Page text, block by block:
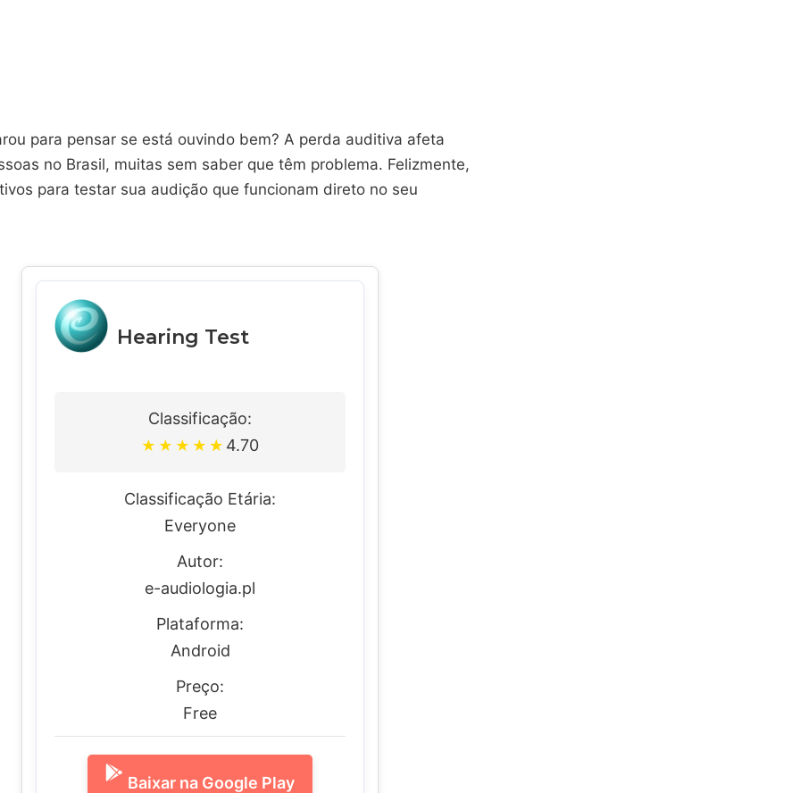
para pensar se está ouvindo bem? A perda auditiva afeta
no Brasil, muitas sem saber que têm problema. Felizmente,
para testar sua audição que funcionam direto no seu
Hearing Test
Classificação:
★ ★ ★ ★ ★ 4.70
Classificação Etária:
Everyone
Autor:
e-audiologia.pl
Plataforma:
Android
Preço:
Free
Baixar na Google Play